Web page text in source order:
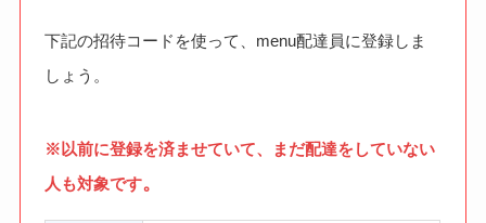
下記の招待コードを使って、menu配達員に登録しま
しょう。
※以前に登録を済ませていて、まだ配達をしていない
人も対象です。